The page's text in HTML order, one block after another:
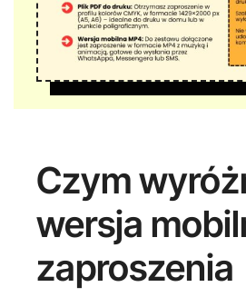
Czym
wersja
zaproszenia